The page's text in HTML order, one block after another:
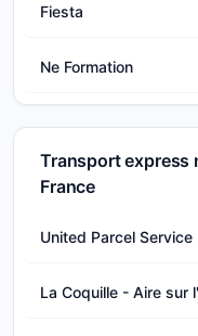
Fiesta
Ne Formation
Transport express
France
United Parcel
La Coquille - Aire sur